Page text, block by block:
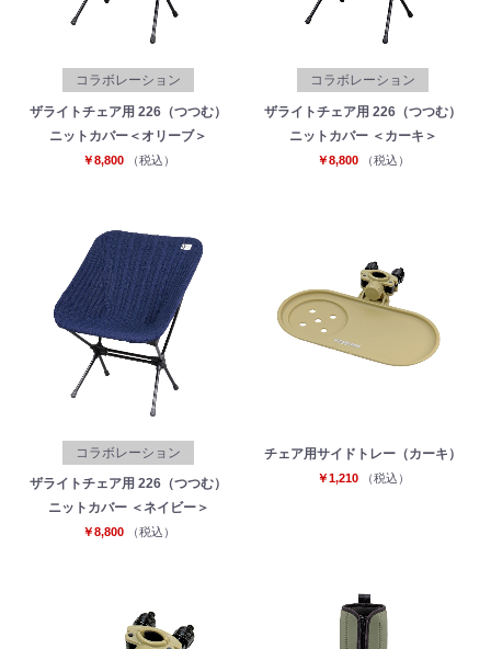
コラボレーション
ザライトチェア用 226（つつむ）
ニットカバー＜オリーブ＞
￥8,800 （税込）
コラボレーション
ザライトチェア用 226（つつむ）
ニットカバー ＜カーキ＞
￥8,800 （税込）
コラボレーション
ザライトチェア用 226（つつむ）
ニットカバー ＜ネイビー＞
￥8,800 （税込）
チェア用サイドトレー（カーキ）
￥1,210 （税込）
お買い物を続ける